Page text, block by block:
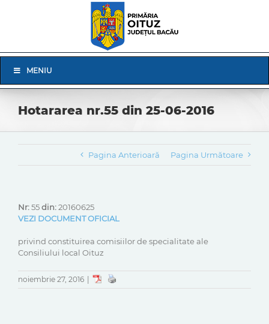
Navigation
MENIU
Hotararea nr.55 din 25-06-2016
Pagina Anterioară Pagina Următoare
Nr:55din:20160625
VEZI DOCUMENT OFICIAL
privind constituirea comisiilor de specialitate ale
Consiliului local Oituz
noiembrie 27, 2016